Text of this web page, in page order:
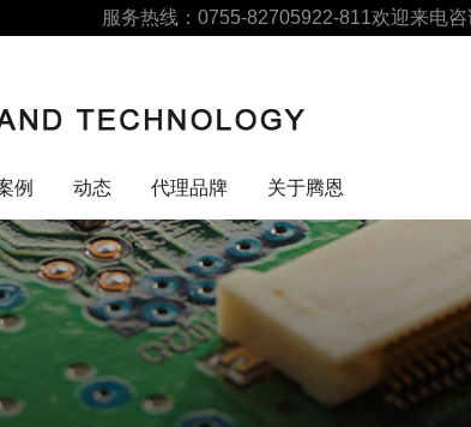
服务热线：0755-82705922-811欢迎来电咨
例 动态 代理品牌 关于腾恩